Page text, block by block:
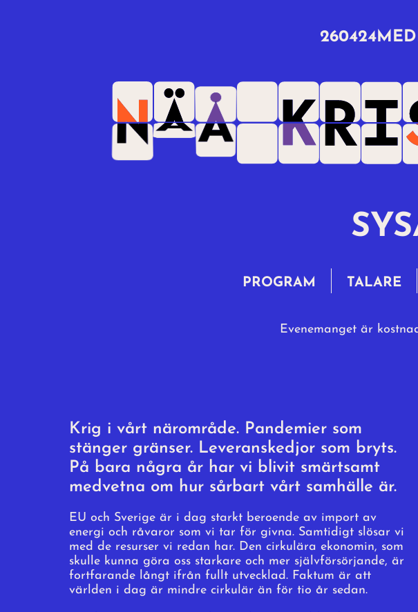
260424
PROGRAM TALARE
Evenemanget är
Krig i vårt närområde. Pandemier som
stänger gränser. Leveranskedjor som bryts.
På bara några år har vi blivit smärtsamt
medvetna om hur sårbart vårt samhälle är.
EU och Sverige är i dag starkt beroende av import av
energi och råvaror som vi tar för givna. Samtidigt slösar vi
med de resurser vi redan har. Den cirkulära ekonomin, som
skulle kunna göra oss starkare och mer självförsörjande, är
fortfarande långt ifrån fullt utvecklad. Faktum är att
världen i dag är mindre cirkulär än för tio år sedan.